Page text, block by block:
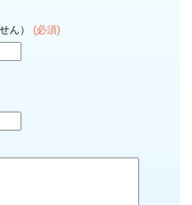
ん） (必須)